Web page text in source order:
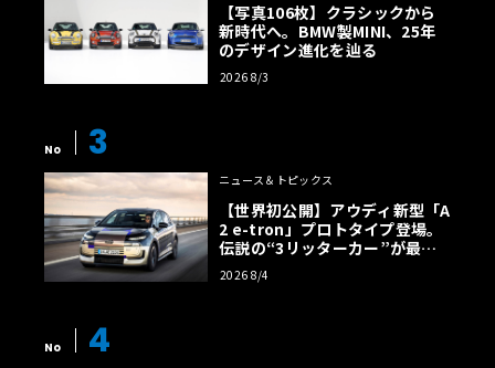
【写真106枚】クラシックから
新時代へ。BMW製MINI、25年
のデザイン進化を辿る
2026 8/3
No 3
ニュース＆トピックス
【世界初公開】アウディ新型「A
2 e-tron」プロトタイプ登場。
伝説の“3リッターカー”が最高
効率エントリーBEVとして復活
【画像38枚】
2026 8/4
No 4